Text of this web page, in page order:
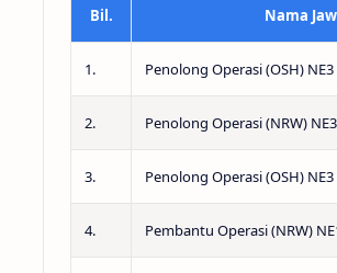
Bil. Nama
1. Penolong Operasi (OSH) NE3
2. Penolong Operasi (NRW) NE3
3. Penolong Operasi (OSH) NE3
4. Pembantu Operasi (NRW)